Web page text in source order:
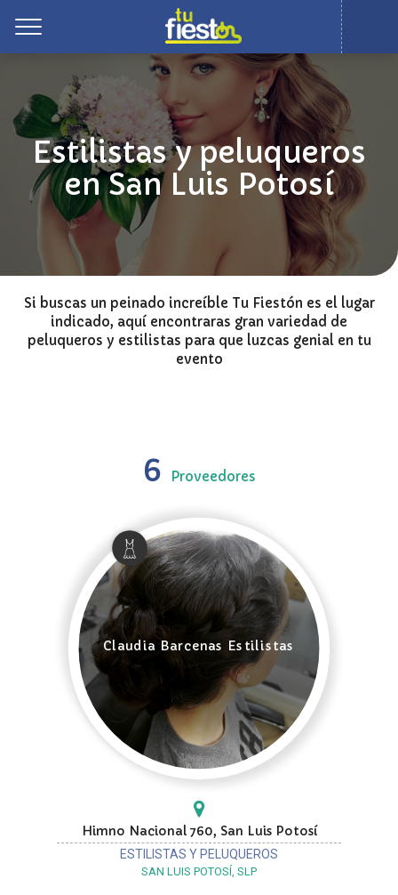
Estilistas y peluqueros
en San Luis Potosí
Si buscas un peinado increíble Tu Fiestón es el lugar
indicado, aquí encontraras gran variedad de
peluqueros y estilistas para que luzcas genial en tu
evento
6 Proveedores
Claudia Barcenas Estilistas
Himno Nacional 760, San Luis Potosí
ESTILISTAS Y PELUQUEROS
SAN LUIS POTOSÍ, SLP